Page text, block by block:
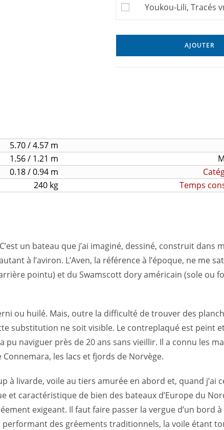
Youkou-Lili, Tracés
AJOUTER
5.70 / 4.57 m
1.56 / 1.21 m
0.18 / 0.94 m
240 kg Temps
un bateau que j’ai imaginé, dessiné, construit dans
à l’aviron. L’Aven, la référence à l’époque, ne me
pointu) et du Swamscott dory américain (sole ou
ou huilé. Mais, outre la difficulté de trouver des
substitution ne soit visible. Le contreplaqué est peint
naviguer près de 20 ans sans vieillir. Il a connu les
les lacs et fjords de Norvège.
à livarde, voile au tiers amurée en abord et, quand j’ai
et caractéristique de bien des bateaux d’Europe du
exigeant. Il faut faire passer la vergue d’un bord
performant des gréements traditionnels, la voile étant